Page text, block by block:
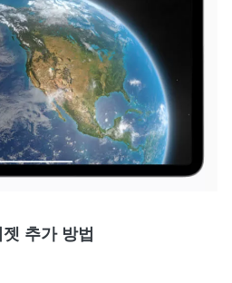
추가 방법